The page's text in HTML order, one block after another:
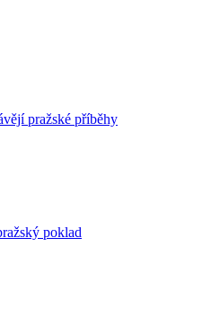
pražské příběhy
poklad